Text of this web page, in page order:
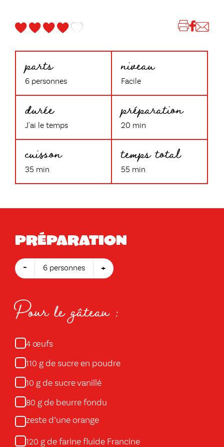
parts
6 personnes
niveau
Facile
durée
J'ai le temps
préparation
20 min
cuisson
35 min
temps total
55 min
Préparation
- 6 personnes +
Pour le gâteau :
4 œufs
110 g de sucre en poudre
10 g de sucre vanillé
80 g de beurre fondu
zeste d’une orange
120 g de farine fluide Francine